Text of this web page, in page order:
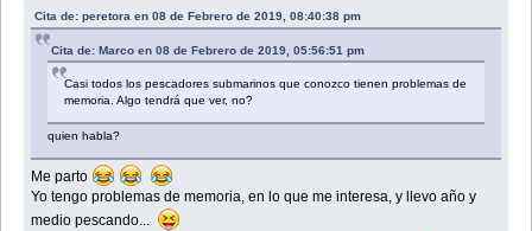
Cita de: peretora en 08 de Febrero de 2019, 08:40:38 pm
Cita de: Marco en 08 de Febrero de 2019, 05:56:51 pm
Casi todos los pescadores submarinos que conozco tienen problemas de
memoria. Algo tendrá que ver, no?
quien habla?
Me parto
Yo tengo problemas de memoria, en lo que me interesa, y llevo año y
medio pescando...